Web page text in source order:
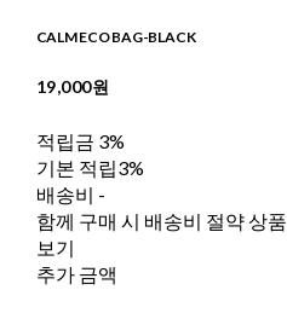
CALM ECO BAG-BLACK
19,000원
적립금 3%
기본 적립3%
배송비 -
함께 구매 시 배송비 절약 상품
보기
추가 금액